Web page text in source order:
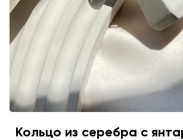
Кольцо из серебра с